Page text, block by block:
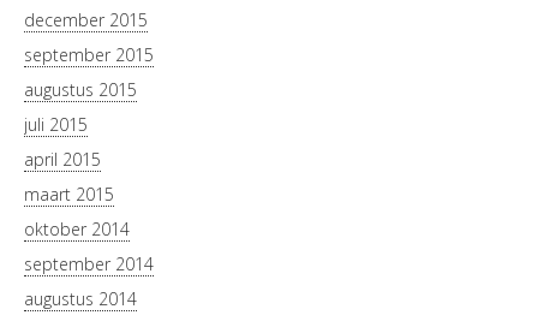
december 2015
september 2015
augustus 2015
juli 2015
april 2015
maart 2015
oktober 2014
september 2014
augustus 2014